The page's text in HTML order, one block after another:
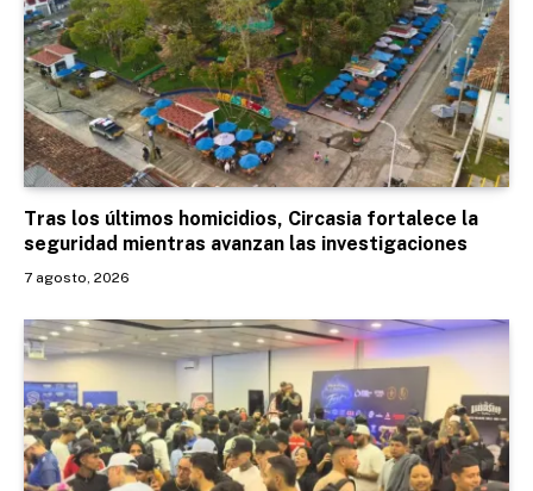
Tras los últimos homicidios, Circasia fortalece la
seguridad mientras avanzan las investigaciones
7 agosto, 2026